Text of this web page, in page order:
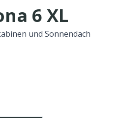
6 XL
und Sonnendach